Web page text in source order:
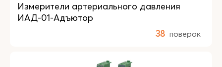
Измерители артериального давления
ИАД-01-Адъютор
38 поверок